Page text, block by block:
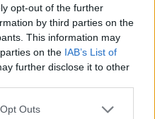
opt-out of the further
by third parties on the
This information may
on the IAB’s List of
further disclose it to other
Outs
Unitate, nu
de fugă. Cazul